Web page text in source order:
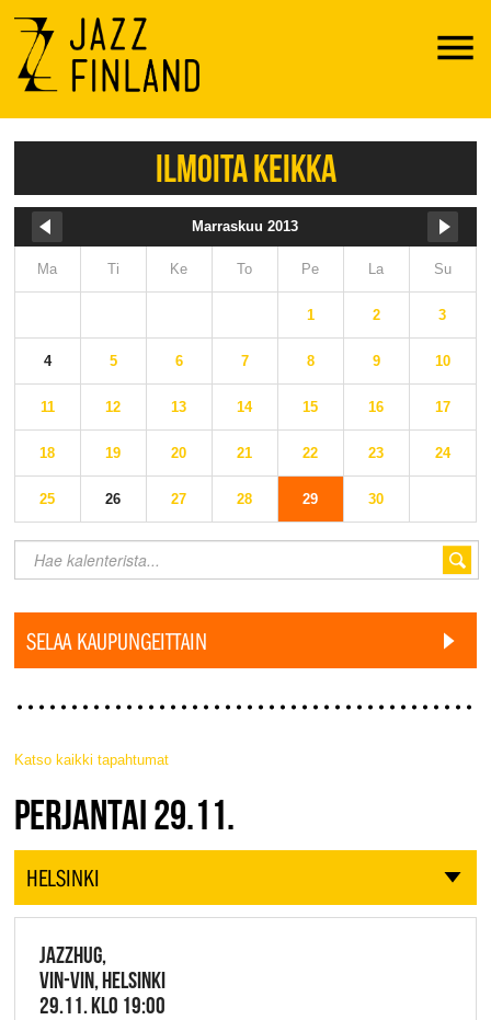
Menu
ILMOITA KEIKKA
Marraskuu 2013
Ma Ti Ke To Pe La Su
1 2 3
4 5 6 7 8 9 10
11 12 13 14 15 16 17
18 19 20 21 22 23 24
25 26 27 28 29 30
SELAA KAUPUNGEITTAIN
Katso kaikki tapahtumat
JAZZ FINLAND LIVE
PERJANTAI 29.11.
HELSINKI
JAZZHUG,
VIN-VIN, HELSINKI
29.11. KLO 19:00